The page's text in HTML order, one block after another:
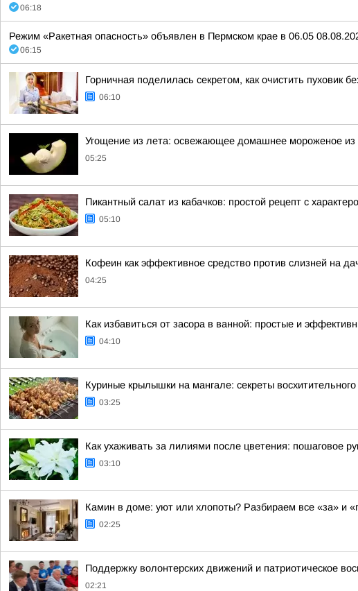
06:18
Режим «Ракетная опасность» объявлен в Пермском крае в 06.05
06:15
Горничная поделилась секретом, как очистить пуховик
06:10
Угощение из лета: освежающее домашнее мороженое из
05:25
Пикантный салат из кабачков: простой рецепт с
05:10
Кофеин как эффективное средство против слизней на
04:25
Как избавиться от засора в ванной: простые и
04:10
Куриные крылышки на мангале: секреты
03:25
Как ухаживать за лилиями после цветения: пошаговое
03:10
Камин в доме: уют или хлопоты? Разбираем все «за» и
02:25
Поддержку волонтерских движений и патриотическое
02:21